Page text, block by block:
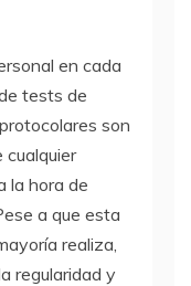
en cada
tests de
son
cualquier
la hora de
a que esta
realiza,
regularidad y